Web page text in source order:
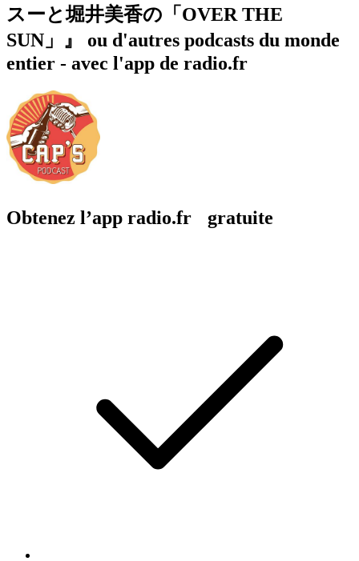
スーと堀井美香の「OVER THE
SUN」』 ou d'autres podcasts du monde
entier - avec l'app de radio.fr
Obtenez l’app radio.fr gratuite